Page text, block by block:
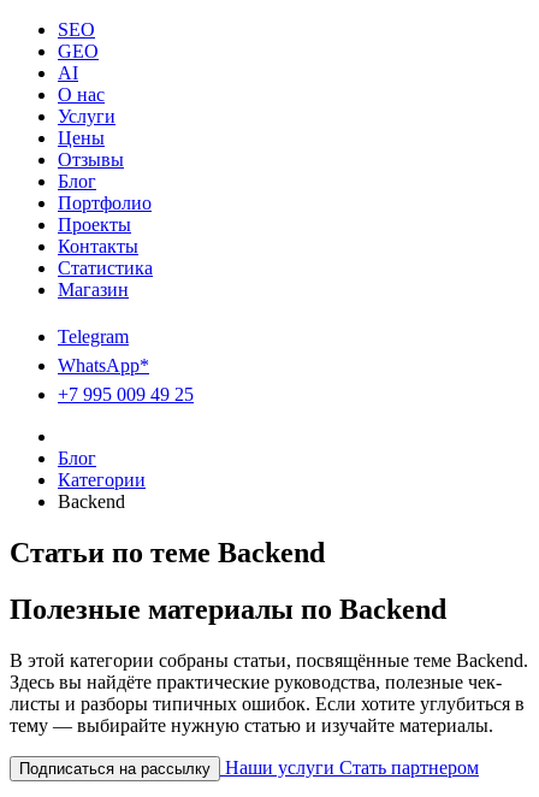
SEO
GEO
AI
О нас
Услуги
Цены
Отзывы
Блог
Портфолио
Проекты
Контакты
Статистика
Магазин
Telegram
WhatsApp*
+7 995 009 49 25
Блог
Категории
Backend
Статьи по теме Backend
Полезные материалы по Backend
В этой категории собраны статьи, посвящённые теме Backend.
Здесь вы найдёте практические руководства, полезные чек-
листы и разборы типичных ошибок. Если хотите углубиться в
тему — выбирайте нужную статью и изучайте материалы.
Подписаться на рассылку Наши услуги Стать партнером